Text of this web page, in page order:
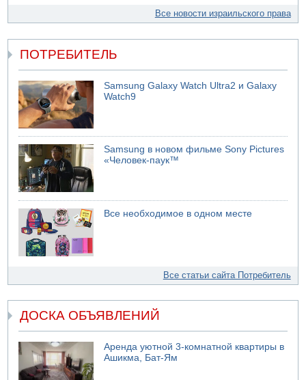
Все новости израильского права
ПОТРЕБИТЕЛЬ
Samsung Galaxy Watch Ultra2 и Galaxy
Watch9
Samsung в новом фильме Sony Pictures
«Человек-паук™
Все необходимое в одном месте
Все статьи сайта Потребитель
ДОСКА ОБЪЯВЛЕНИЙ
Аренда уютной 3-комнатной квартиры в
Ашикма, Бат-Ям